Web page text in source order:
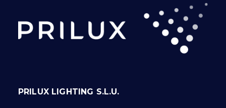
PRILUX LIGHTING S.L.U.